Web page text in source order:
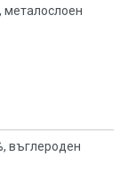
металослоен
въглероден